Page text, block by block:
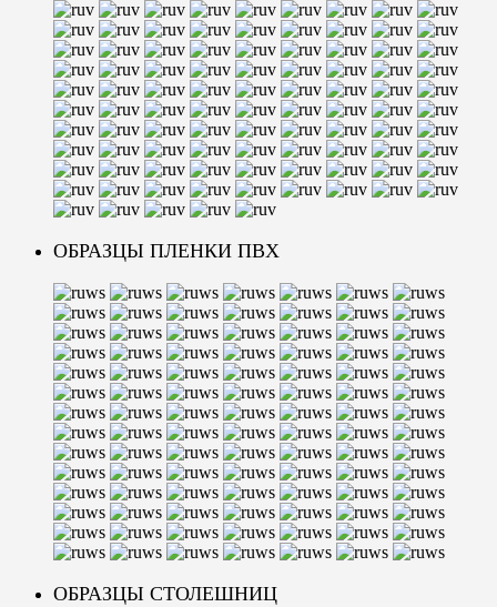
ОБРАЗЦЫ ПЛЕНКИ ПВХ
ОБРАЗЦЫ СТОЛЕШНИЦ